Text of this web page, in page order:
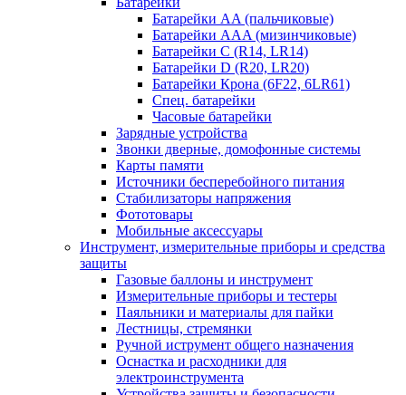
Батарейки AA (пальчиковые)
Батарейки AAA (мизинчиковые)
Батарейки C (R14, LR14)
Батарейки D (R20, LR20)
Батарейки Крона (6F22, 6LR61)
Спец. батарейки
Часовые батарейки
Зарядные устройства
Звонки дверные, домофонные системы
Карты памяти
Источники бесперебойного питания
Стабилизаторы напряжения
Фототовары
Мобильные аксессуары
Инструмент, измерительные приборы и средства
защиты
Газовые баллоны и инструмент
Измерительные приборы и тестеры
Паяльники и материалы для пайки
Лестницы, стремянки
Ручной иструмент общего назначения
Оснастка и расходники для
электроинструмента